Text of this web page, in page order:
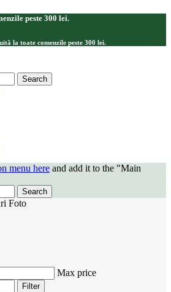
peste 300 lei.
la toate comenzile peste 300 lei.
Search
menu here and add it to the "Main
Search
Foto
Max price
Filter